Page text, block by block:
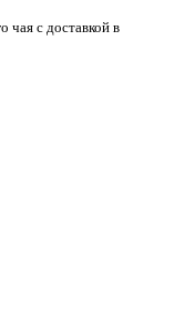
чая с доставкой в